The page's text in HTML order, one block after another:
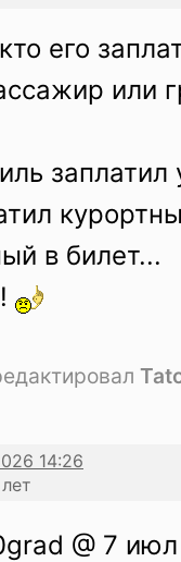
его
или
заплатил
в билет...
@ 7